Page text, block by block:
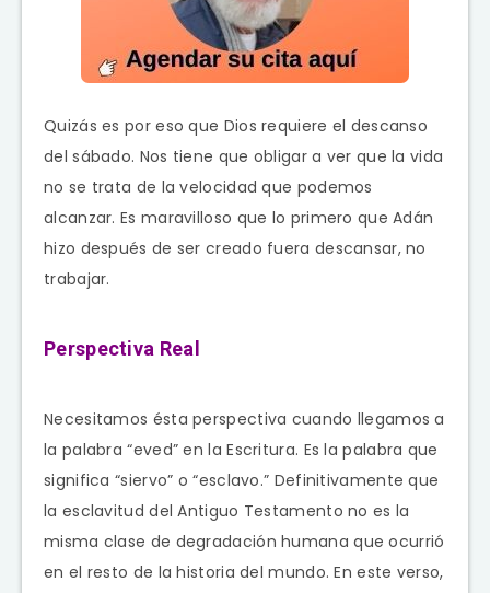
Quizás es por eso que Dios requiere el descanso
del sábado. Nos tiene que obligar a ver que la vida
no se trata de la velocidad que podemos
alcanzar. Es maravilloso que lo primero que Adán
hizo después de ser creado fuera descansar, no
trabajar.
Perspectiva Real
Necesitamos ésta perspectiva cuando llegamos a
la palabra “eved” en la Escritura. Es la palabra que
significa “siervo” o “esclavo.” Definitivamente que
la esclavitud del Antiguo Testamento no es la
misma clase de degradación humana que ocurrió
en el resto de la historia del mundo. En este verso,